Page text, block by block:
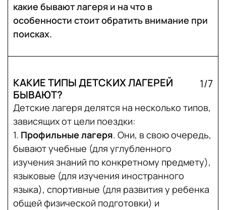
какие бывают лагеря и на что в
особенности стоит обратить внимание при
поисках.
КАКИЕ ТИПЫ ДЕТСКИХ ЛАГЕРЕЙ
БЫВАЮТ?
1/7
Детские лагеря делятся на несколько типов,
зависящих от цели поездки:
1. Профильные лагеря. Они, в свою очередь,
бывают учебные (для углубленного
изучения знаний по конкретному предмету),
языковые (для изучения иностранного
языка), спортивные (для развития у ребенка
общей физической подготовки) и